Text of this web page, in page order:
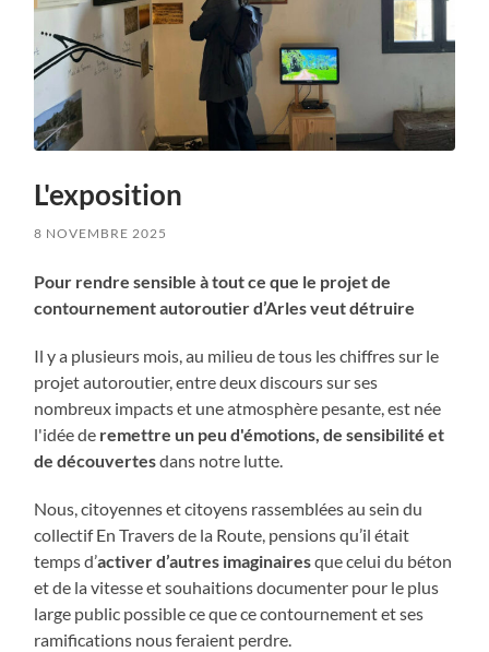
L'exposition
8 NOVEMBRE 2025
Pour rendre sensible à tout ce que le projet de
contournement autoroutier d’Arles veut détruire
Il y a plusieurs mois, au milieu de tous les chiffres sur le
projet autoroutier, entre deux discours sur ses
nombreux impacts et une atmosphère pesante, est née
l'idée de remettre un peu d'émotions, de sensibilité et
de découvertesdans notre lutte.
Nous, citoyennes et citoyens rassemblées au sein du
collectif En Travers de la Route, pensions qu’il était
temps d’activer d’autres imaginairesque celui du béton
et de la vitesse et souhaitions documenter pour le plus
large public possible ce que ce contournement et ses
ramifications nous feraient perdre.